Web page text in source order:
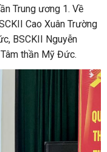
Trung ương 1. Về
Cao Xuân Trường
BSCKII Nguyễn
thần Mỹ Đức.